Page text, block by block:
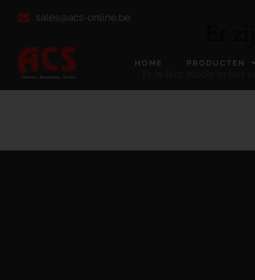
sales@acs-online.be
HOME PRODUCTEN